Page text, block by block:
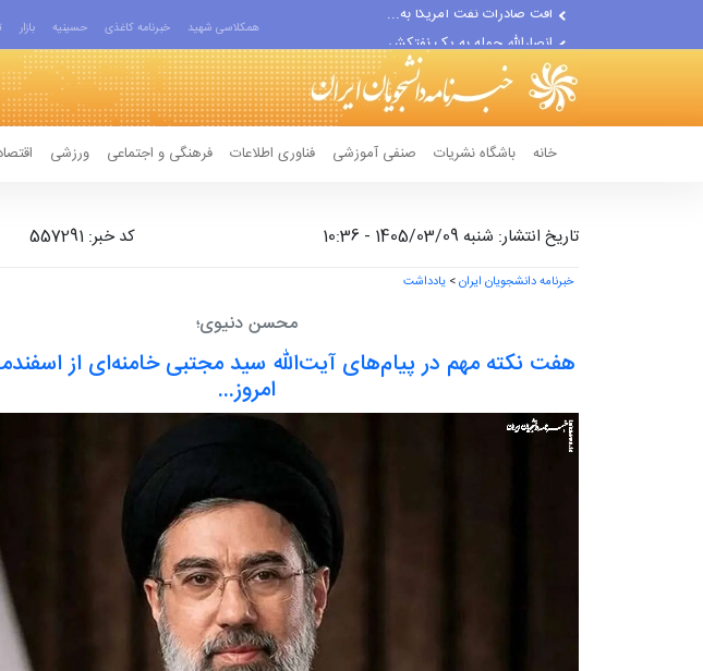
انصارالله حمله به یک نفتکش...
حادثه امنیتی دریایی در جنوب...
همکلاسی شهید خبرنامه کاغذی حسینیه بازار
خانه باشگاه نشریات صنفی آموزشی فناوری اطلاعات فرهنگی و اجتماعی ورزشی
تاریخ انتشار: شنبه 1405/03/09 - 10:36 کد خبر: 557291
خبرنامه دانشجویان ایران> یادداشت
محسن دنیوی؛
امروز...